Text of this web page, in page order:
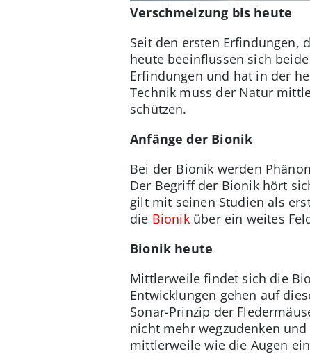
Verschmelzung bis heute
Seit den ersten Erfindungen,
heute beeinflussen sich
Erfindungen und hat in der
Technik muss der Natur
schützen.
Anfänge der Bionik
Bei der Bionik werden
Der Begriff der Bionik hört
gilt mit seinen Studien als
die Bioniküber ein weites
Bionik heute
Mittlerweile findet sich die
Entwicklungen gehen auf
Sonar-Prinzip der
nicht mehr wegzudenken
mittlerweile wie die Augen